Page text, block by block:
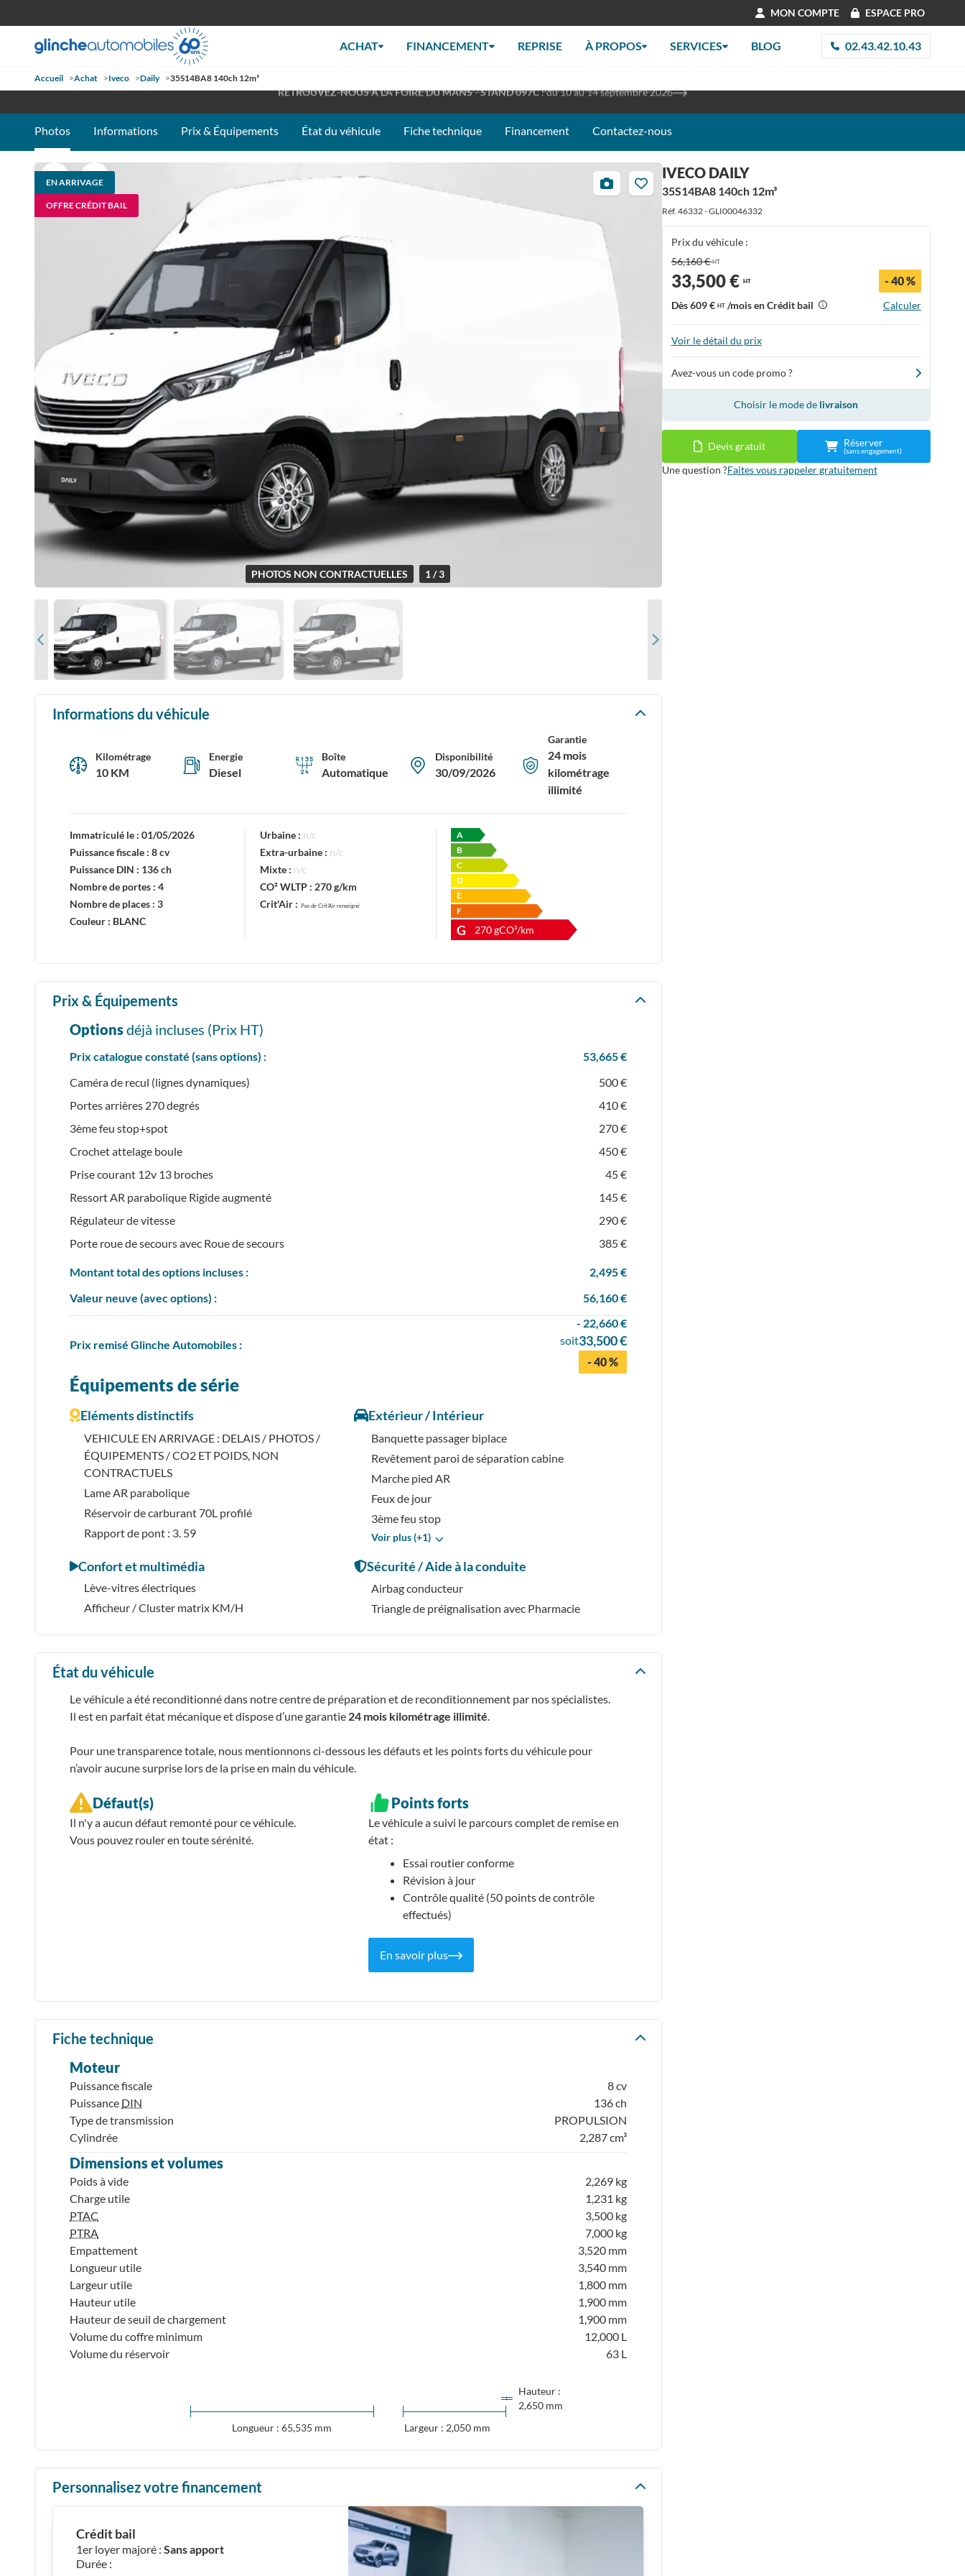
MON COMPTE ESPACE PRO
ACHAT FINANCEMENT REPRISE À PROPOS SERVICES BLOG 02.43.42.10.43
Accueil >Achat >Iveco >Daily >35S14BA8 140ch 12m³
: du 10 au 14 septembre 2026
Photos Informations Prix & Équipements État du véhicule Fiche technique Financement Contactez-nous
EN ARRIVAGE
OFFRE CRÉDIT BAIL
3
photos
PHOTOS NON CONTRACTUELLES 1 / 3
Informations du véhicule
Kilométrage
10 KM
Energie
Diesel
Boîte
Automatique
Disponibilité
30/09/2026
Garantie
24 mois
kilométrage
illimité
Immatriculé le : 01/05/2026
Puissance fiscale : 8 cv
Puissance DIN : 136 ch
Nombre de portes : 4
Nombre de places : 3
Couleur : BLANC
Urbaine : n/c
Extra-urbaine : n/c
Mixte : n/c
CO² WLTP : 270 g/km
Crit'Air : Pas de Crit'Air renseigné
A
B
C
D
E
F
G 270gCO²/km
Prix & Équipements
Optionsdéjà incluses (Prix HT)
Prix catalogue constaté (sans options) :
53,665 €
Caméra de recul (lignes dynamiques)
500 €
Portes arrières 270 degrés
410 €
3ème feu stop+spot
270 €
Crochet attelage boule
450 €
Prise courant 12v 13 broches
45 €
Ressort AR parabolique Rigide augmenté
145 €
Régulateur de vitesse
290 €
Porte roue de secours avec Roue de secours
385 €
Montant total des options incluses :
2,495 €
Valeur neuve (avec options) :
56,160 €
Prix remisé Glinche Automobiles :
- 22,660 €
soit33,500 €
- 40 %
Équipements de série
Eléments distinctifs
VEHICULE EN ARRIVAGE : DELAIS / PHOTOS /
ÉQUIPEMENTS / CO2 ET POIDS, NON
CONTRACTUELS
Lame AR parabolique
Réservoir de carburant 70L profilé
Rapport de pont : 3. 59
Extérieur / Intérieur
Banquette passager biplace
Revêtement paroi de séparation cabine
Marche pied AR
Feux de jour
3ème feu stop
Voir plus (+1)
Confort et multimédia
Lève-vitres électriques
Afficheur / Cluster matrix KM/H
Sécurité / Aide à la conduite
Airbag conducteur
Triangle de préignalisation avec Pharmacie
État du véhicule
Le véhicule a été reconditionné dans notre centre de préparation et de reconditionnement par nos spécialistes.
Il est en parfait état mécanique et dispose d’une garantie 24 mois kilométrage illimité.
Pour une transparence totale, nous mentionnons ci-dessous les défauts et les points forts du véhicule pour
n’avoir aucune surprise lors de la prise en main du véhicule.
Défaut(s)
Il n'y a aucun défaut remonté pour ce véhicule.
Vous pouvez rouler en toute sérénité.
Points forts
Le véhicule a suivi le parcours complet de remise en
état :
Essai routier conforme
Révision à jour
Contrôle qualité (50 points de contrôle
effectués)
En savoir plus
Fiche technique
Moteur
Puissance fiscale
8 cv
Puissance DIN
136 ch
Type de transmission
PROPULSION
Cylindrée
2,287 cm³
Dimensions et volumes
Poids à vide
2,269 kg
Charge utile
1,231 kg
PTAC
3,500 kg
PTRA
7,000 kg
Empattement
3,520 mm
Longueur utile
3,540 mm
Largeur utile
1,800 mm
Hauteur utile
1,900 mm
Hauteur de seuil de chargement
1,900 mm
Volume du coffre minimum
12,000 L
Volume du réservoir
63 L
Longueur : 65,535 mm
Hauteur :
2,650 mm
Largeur : 2,050 mm
Personnalisez votre financement
Crédit bail
1er loyer majoré : Sans apport
Durée :
IVECO DAILY
35S14BA8 140ch 12m³
Réf. 46332 - GLI00046332
Prix du véhicule :
56,160 €HT
33,500 € HT - 40 %
Dès609 € HT/mois en Crédit bail Calculer
Voir le détail du prix
Avez-vous un code promo ?
Choisir le mode de livraison
Devis gratuit Réserver
(sans engagement)
Une question ?Faites vous rappeler gratuitement